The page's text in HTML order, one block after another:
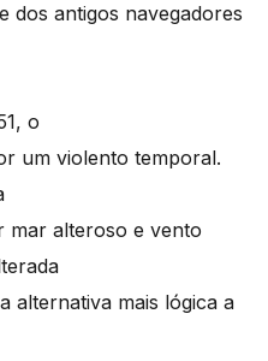
dos antigos navegadores
o
um violento temporal.
mar alteroso e vento
alternativa mais lógica a